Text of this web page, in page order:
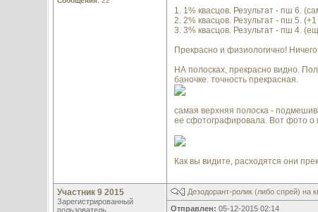
1. 1% квасцов. Результат - пш 6.
2. 2% квасцов. Результат - пш 5. (+1
3. 3% квасцов. Результат - пш 4.
Прекрасно и физиологично!
НА полосках, прекрасно видно.
баночке. точность прекрасная.
самая верхняя полоска -
ее сфотографировала. Вот фото о
Как вы видите, расходятся они
Участник 9 2015
Зарегистрированный
пользователь
Дезодорант-ролик (либо спрей) на
Отправлен: 05-12-2015 02:14